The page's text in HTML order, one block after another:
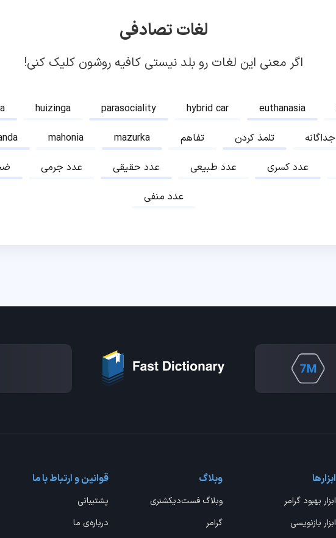
لغات تصادفی
اگر معنی این لغات رو بلد نیستی کافیه روشون کلیک کنی!
huizinga parasociality hybrid car euthanasia
mahonia mazurka تفاهم تلمذ کردن جداگانه
عدد جرمی عدد حقیقی عدد طبیعی عدد کسری
عدد منفی
ابزارها
ابزار بهبود گرامر
ابزار بازنویسی
وبلاگ
وبلاگ فست‌دیکشنری
گرامر
قوانین و ارتباط با ما
پشتیبانی
درباره‌ی ما